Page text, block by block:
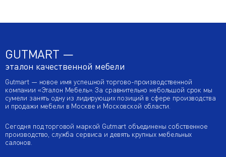
GUTMART —
эталон качественной мебели
Gutmart — новое имя успешной торгово-производственной
компании «Эталон Мебель». За сравнительно небольшой срок мы
сумели занять одну из лидирующих позиций в сфере производства
и продажи мебели в Москве и Московской области.
Сегодня под торговой маркой Gutmart объединены собственное
производство, служба сервиса и девять крупных мебельных
салонов.